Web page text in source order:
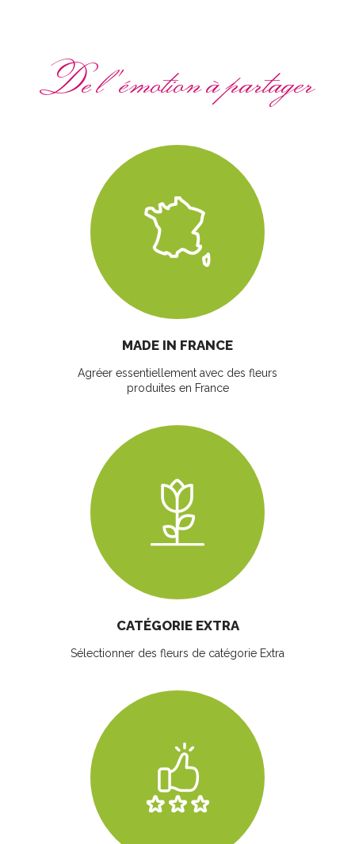
De l'émotion à partager
MADE IN FRANCE
Agréer essentiellement avec des fleurs
produites en France
CATÉGORIE EXTRA
Sélectionner des fleurs de catégorie Extra